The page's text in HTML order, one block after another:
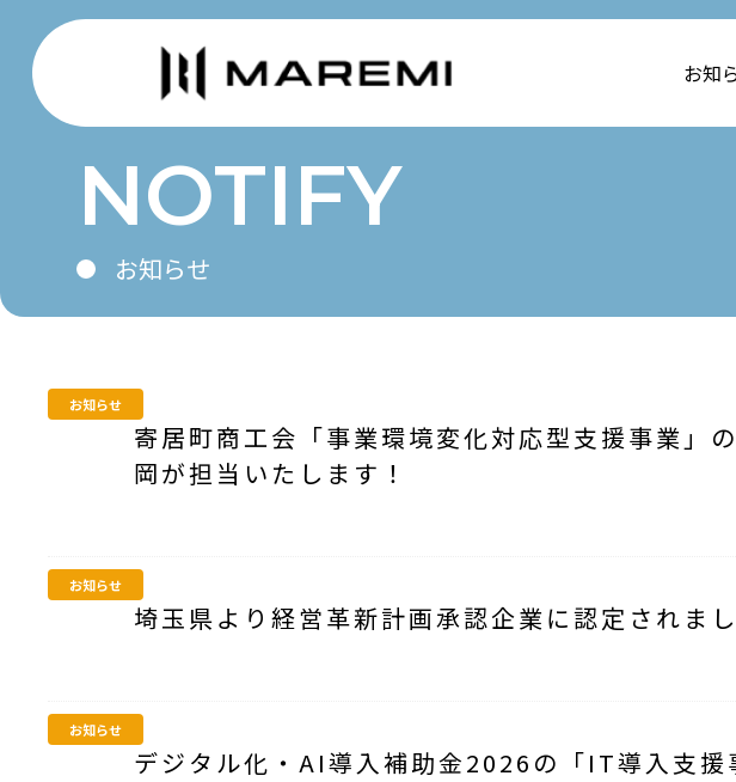
お知
NOTIFY
お知らせ
お知らせ
寄居町商工会「事業環境変化対応型支援事業」
岡が担当いたします！
お知らせ
埼玉県より経営革新計画承認企業に認定されま
お知らせ
デジタル化・AI導入補助金2026の「IT導入支援